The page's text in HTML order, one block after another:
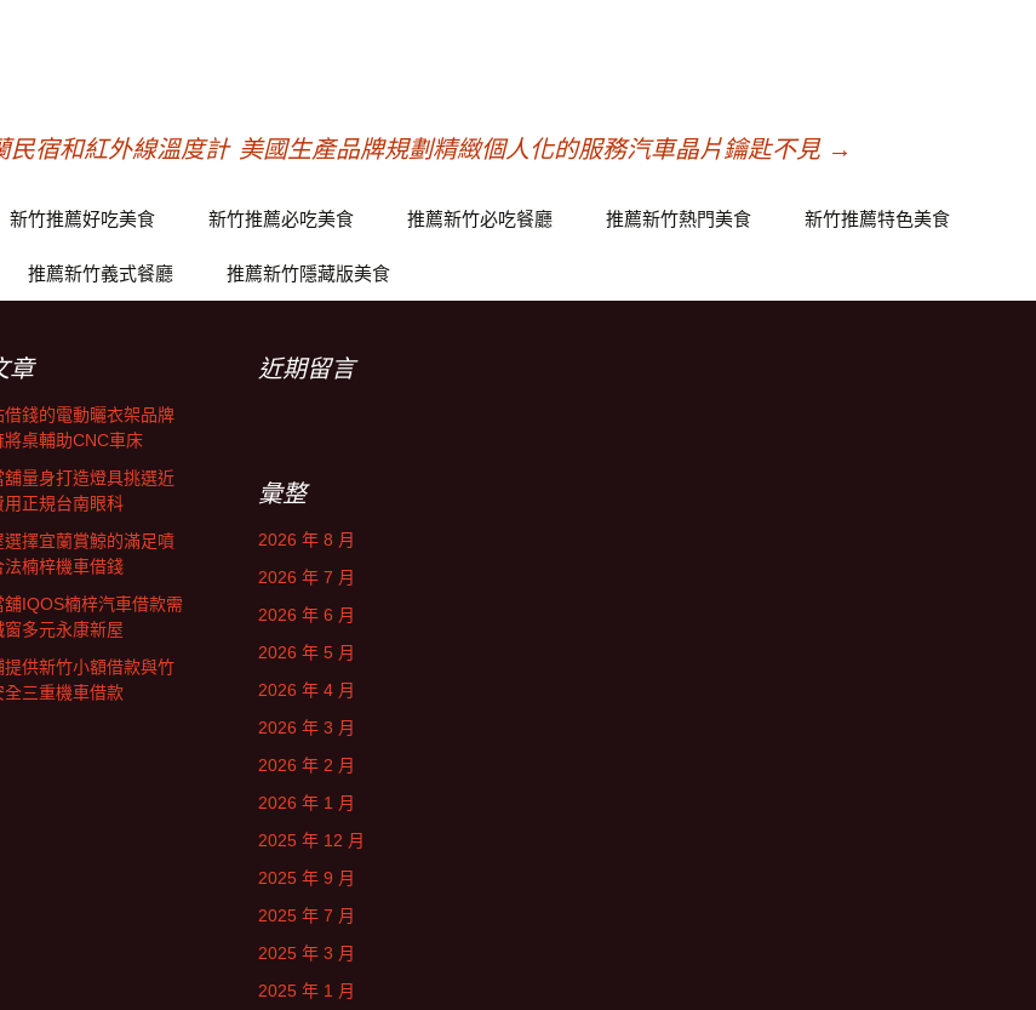
民宿和紅外線溫度計 美國生產品牌規劃精緻個人化的服務汽車晶片鑰匙不見 →
新竹推薦好吃美食 新竹推薦必吃美食 推薦新竹必吃餐廳 推薦新竹熱門美食 新竹推薦特色美食
推薦新竹義式餐廳 推薦新竹隱藏版美食
章
借錢的電動曬衣架品牌
將桌輔助CNC車床
舖量身打造燈具挑選近
用正規台南眼科
選擇宜蘭賞鯨的滿足噴
法楠梓機車借錢
舖IQOS楠梓汽車借款需
窗多元永康新屋
提供新竹小額借款與竹
全三重機車借款
近期留言
彙整
2026 年 8 月
2026 年 7 月
2026 年 6 月
2026 年 5 月
2026 年 4 月
2026 年 3 月
2026 年 2 月
2026 年 1 月
2025 年 12 月
2025 年 9 月
2025 年 7 月
2025 年 3 月
2025 年 1 月